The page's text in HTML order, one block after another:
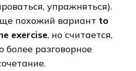
упражняться).
похожий вариант to
exercise, но считается,
более разговорное